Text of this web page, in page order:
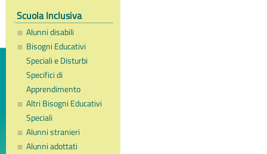
Scuola Inclusiva
Alunni disabili
Bisogni Educativi
Speciali e Disturbi
Specifici di
Apprendimento
Altri Bisogni Educativi
Speciali
Alunni stranieri
Alunni adottati